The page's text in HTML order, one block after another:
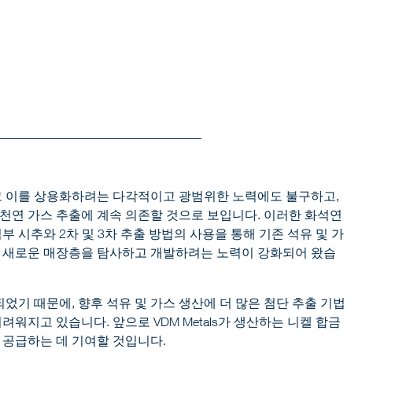
를 상용화하려는 다각적이고 광범위한 노력에도 불구하고,
연 가스 추출에 계속 의존할 것으로 보입니다. 이러한 화석연
시추와 2차 및 3차 추출 방법의 사용을 통해 기존 석유 및 가
로운 매장층을 탐사하고 개발하려는 노력이 강화되어 왔습
기 때문에, 향후 석유 및 가스 생산에 더 많은 첨단 추출 기법
워지고 있습니다. 앞으로 VDM Metals가 생산하는 니켈 합금
급하는 데 기여할 것입니다.